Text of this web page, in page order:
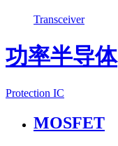
Transceiver
功率半导体
Protection IC
MOSFET